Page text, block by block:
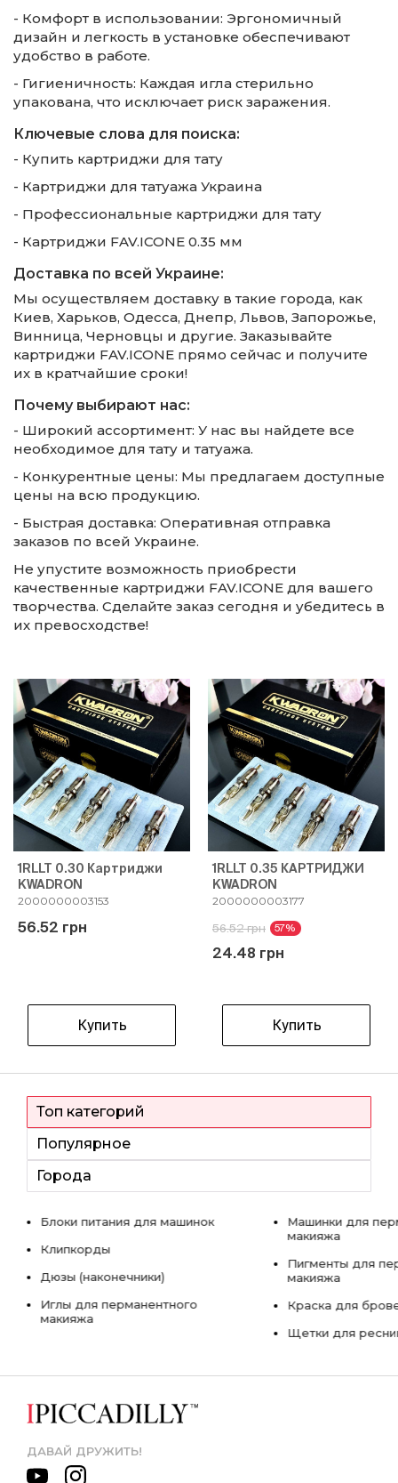
- Комфорт в использовании: Эргономичный
дизайн и легкость в установке обеспечивают
удобство в работе.
- Гигиеничность: Каждая игла стерильно
упакована, что исключает риск заражения.
Ключевые слова для поиска:
- Купить картриджи для тату
- Картриджи для татуажа Украина
- Профессиональные картриджи для тату
- Картриджи FAV.ICONE 0.35 мм
Доставка по всей Украине:
Мы осуществляем доставку в такие города, как
Киев, Харьков, Одесса, Днепр, Львов, Запорожье,
Винница, Черновцы и другие. Заказывайте
картриджи FAV.ICONE прямо сейчас и получите
их в кратчайшие сроки!
Почему выбирают нас:
- Широкий ассортимент: У нас вы найдете все
необходимое для тату и татуажа.
- Конкурентные цены: Мы предлагаем доступные
цены на всю продукцию.
- Быстрая доставка: Оперативная отправка
заказов по всей Украине.
Не упустите возможность приобрести
качественные картриджи FAV.ICONE для вашего
творчества. Сделайте заказ сегодня и убедитесь в
их превосходстве!
1RLLT 0.30 Картриджи
KWADRON
2000000003153
56.52 грн
Купить
1RLLT 0.35 КАРТРИДЖИ
KWADRON
2000000003177
56.52 грн 57%
24.48 грн
Купить
Топ категорий
Популярное
Города
Блоки питания для машинок
Клипкорды
Дюзы (наконечники)
Иглы для перманентного
макияжа
Машинки для
макияжа
Пигменты для
макияжа
Краска для
Щетки для
ДАВАЙ ДРУЖИТЬ!